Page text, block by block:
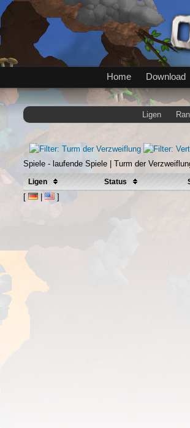
Home Download
Ligen
Spiele - laufende Spiele | Turm der
Ligen Status
[ | ]